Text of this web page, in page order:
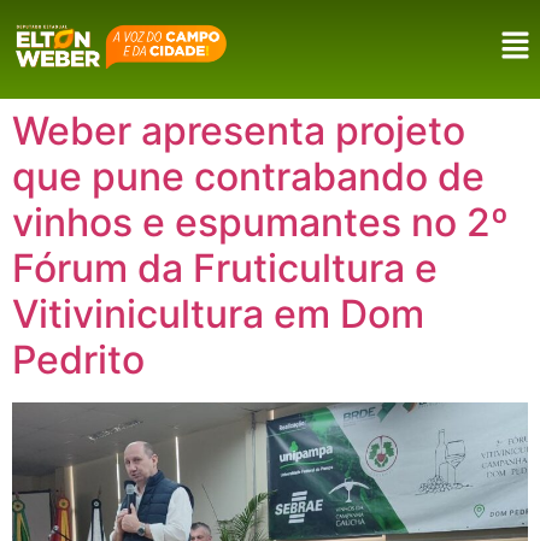
Weber apresenta projeto
que pune contrabando de
vinhos e espumantes no 2º
Fórum da Fruticultura e
Vitivinicultura em Dom
Pedrito